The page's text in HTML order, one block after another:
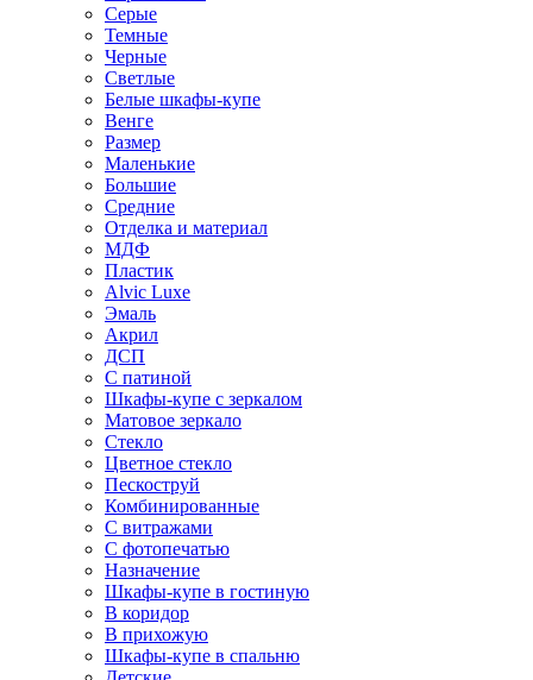
Серые
Темные
Черные
Светлые
Белые шкафы-купе
Венге
Размер
Маленькие
Большие
Средние
Отделка и материал
МДФ
Пластик
Alvic Luxe
Эмаль
Акрил
ДСП
С патиной
Шкафы-купе с зеркалом
Матовое зеркало
Стекло
Цветное стекло
Пескоструй
Комбинированные
С витражами
С фотопечатью
Назначение
Шкафы-купе в гостиную
В коридор
В прихожую
Шкафы-купе в спальню